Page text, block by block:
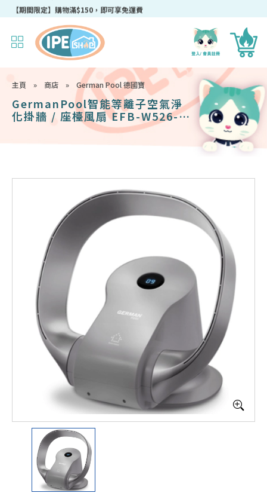
成為IPEshop會員，新會員即可獲得迎新$50購物優惠碼！
主頁 » 商店 » German Pool 德國寶
GermanPool智能等離子空氣淨
化掛牆 / 座檯風扇 EFB-W526-